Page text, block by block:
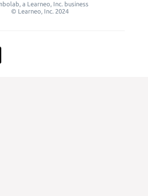
a Learneo, Inc. business
© Learneo, Inc. 2024